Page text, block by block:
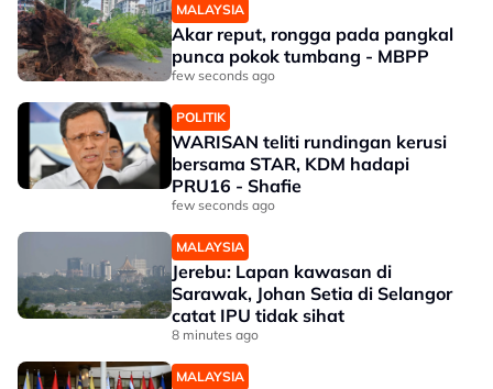
MALAYSIA
Akar reput, rongga pada pangkal
punca pokok tumbang - MBPP
few seconds ago
POLITIK
WARISAN teliti rundingan kerusi
bersama STAR, KDM hadapi
PRU16 - Shafie
few seconds ago
MALAYSIA
Jerebu: Lapan kawasan di
Sarawak, Johan Setia di Selangor
catat IPU tidak sihat
8 minutes ago
MALAYSIA